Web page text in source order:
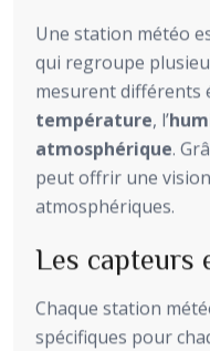
Une station météo
qui regroupe
mesurent différents
température, l’
atmosphérique.
peut offrir une
atmosphériques.
Les capteurs
Chaque station
spécifiques pour